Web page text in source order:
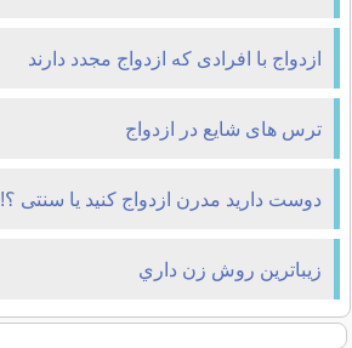
ازدواج با افرادی که ازدواج مجدد دارند
ترس های شایع در ازدواج
دوست دارید مدرن ازدواج کنید یا سنتی ؟!‌
زيباترين روش زن داري